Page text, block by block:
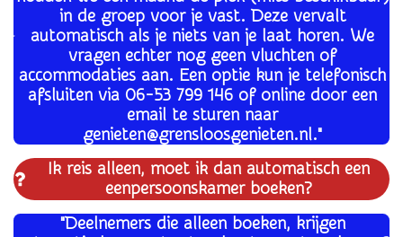
in de groep voor je vast. Deze vervalt
automatisch als je niets van je laat horen. We
vragen echter nog geen vluchten of
accommodaties aan. Een optie kun je telefonisch
afsluiten via 06-53 799 146 of online door een
email te sturen naar
genieten@grensloosgenieten.nl."
Ik reis alleen, moet ik dan automatisch een
eenpersoonskamer boeken?
"Deelnemers die alleen boeken, krijgen